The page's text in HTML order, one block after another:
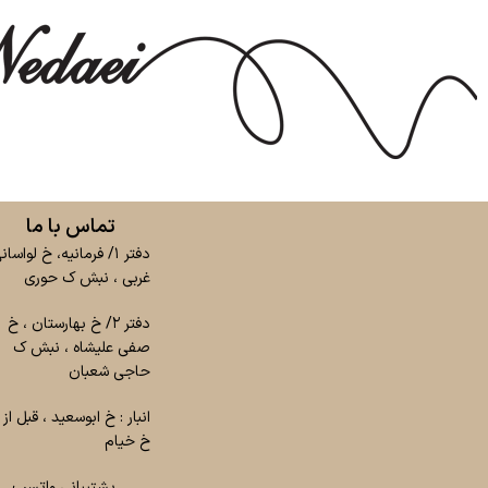
تماس با ما
دفتر ۱/ فرمانیه، خ
غربی ، نبش ک حوری
دفتر ۲/ خ بهارستان ، خ
صفی علیشاه ، نبش ک
حاجی شعبان
انبار : خ ابوسعید ، قبل از
خ خیام